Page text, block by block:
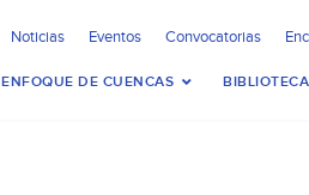
Noticias Eventos Convocatorias
ENFOQUE DE CUENCAS BIBLIOTECA